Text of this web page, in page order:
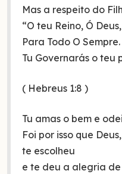
Mas a respeito do
“O teu Reino, Ó
Para Todo O Sempre.
Tu Governarás o teu
( Hebreus 1:8 )
Tu amas o bem e
Foi por isso que
te escolheu
e te deu a alegria